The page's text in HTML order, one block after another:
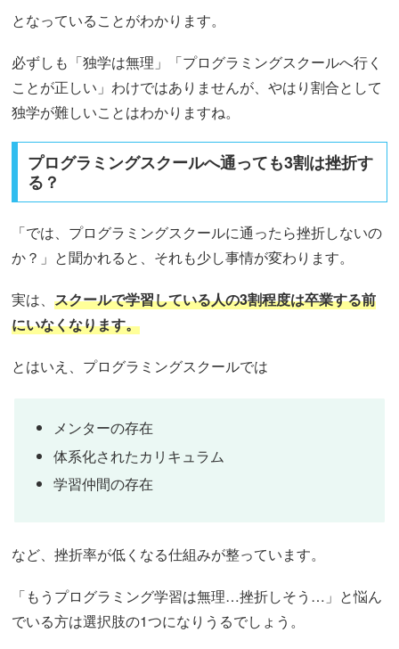
となっていることがわかります。
必ずしも「独学は無理」「プログラミングスクールへ行く
ことが正しい」わけではありませんが、やはり割合として
独学が難しいことはわかりますね。
プログラミングスクールへ通っても3割は挫折す
る？
「では、プログラミングスクールに通ったら挫折しないの
か？」と聞かれると、それも少し事情が変わります。
実は、スクールで学習している人の3割程度は卒業する前
にいなくなります。
とはいえ、プログラミングスクールでは
メンターの存在
体系化されたカリキュラム
学習仲間の存在
など、挫折率が低くなる仕組みが整っています。
「もうプログラミング学習は無理…挫折しそう…」と悩ん
でいる方は選択肢の1つになりうるでしょう。